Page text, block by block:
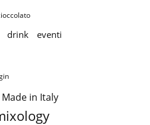
drink eventi
Made in Italy